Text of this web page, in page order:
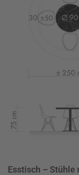
Esstisch – Stühle